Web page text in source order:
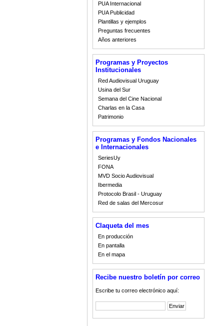
PUA Internacional
PUA Publicidad
Plantillas y ejemplos
Preguntas frecuentes
Años anteriores
Programas y Proyectos
Institucionales
Red Audiovisual Uruguay
Usina del Sur
Semana del Cine Nacional
Charlas en la Casa
Patrimonio
Programas y Fondos Nacionales
e Internacionales
SeriesUy
FONA
MVD Socio Audiovisual
Ibermedia
Protocolo Brasil - Uruguay
Red de salas del Mercosur
Claqueta del mes
En producción
En pantalla
En el mapa
Recibe nuestro boletín por correo
Escribe tu correo electrónico aquí: